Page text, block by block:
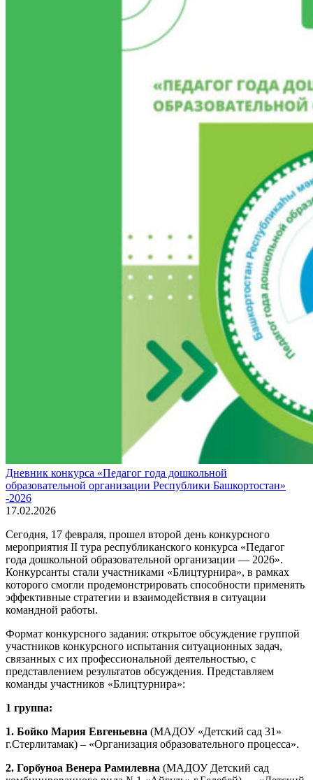
Дневник конкурса «Педагог года дошкольной
образовательной организации Республики Башкортостан»
-2026
17.02.2026
Сегодня, 17 февраля, прошел второй день конкурсного
мероприятия II тура республиканского конкурса «Педагог
года дошкольной образовательной организации — 2026».
Конкурсанты стали участниками «Блицтурнира», в рамках
которого смогли продемонстрировать способности применять
эффективные стратегии и взаимодействия в ситуации
командной работы.
Формат конкурсного задания: открытое обсуждение группой
участников конкурсного испытания ситуационных задач,
связанных с их профессиональной деятельностью, с
представлением результатов обсуждения. Представляем
команды участников «Блицтурнира»:
1 группа:
1. Бойко Мария Евгеньевна (МАДОУ «Детский сад 31»
г.Стерлитамак) – «Организация образовательного процесса».
2. Горбуноа Венера Рамилевна (МАДОУ Детский сад